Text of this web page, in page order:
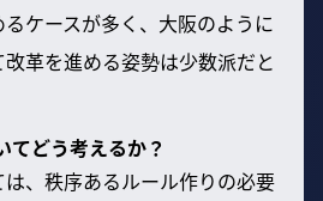
ケースが多く、大阪のように
革を進める姿勢は少数派だと
てどう考えるか？
、秩序あるルール作りの必要